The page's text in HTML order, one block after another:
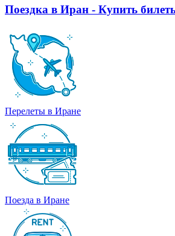
Поездка в Иран - Купить
Перелеты в Иране
Поезда в Иране